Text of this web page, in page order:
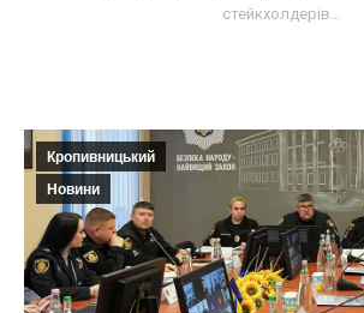
стейкхолдерів…
Кропивницький
Новини